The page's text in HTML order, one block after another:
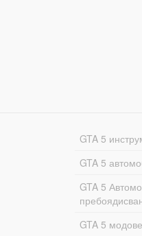
GTA 5
GTA 5
GTA 5
GTA 5